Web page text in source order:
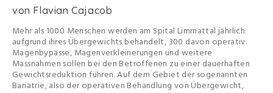
von Flavian Cajacob
Mehr als 1000 Menschen werden am Spital Limmattal jährlich
aufgrund ihres Übergewichts behandelt, 300 davon operativ.
Magenbypässe, Magenverkleinerungen und weitere
Massnahmen sollen bei den Betroffenen zu einer dauerhaften
Gewichtsreduktion führen. Auf dem Gebiet der sogenannten
Bariatrie, also der operativen Behandlung von Übergewicht,